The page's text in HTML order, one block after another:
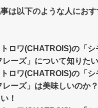
は以下のような人にお
トロワ(CHATROIS)の「シ
レーズ」について知りたい
ロワ(CHATROIS)の「シ
ーズ」 は美味しいのか？
！